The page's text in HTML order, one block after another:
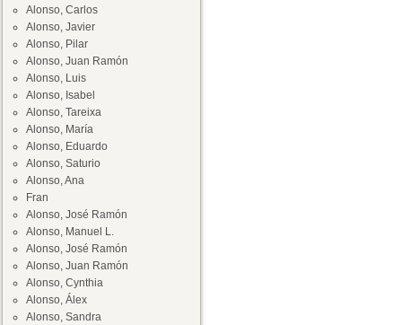
Alonso, Carlos
Alonso, Javier
Alonso, Pilar
Alonso, Juan Ramón
Alonso, Luis
Alonso, Isabel
Alonso, Tareixa
Alonso, María
Alonso, Eduardo
Alonso, Saturio
Alonso, Ana
Fran
Alonso, José Ramón
Alonso, Manuel L.
Alonso, José Ramón
Alonso, Juan Ramón
Alonso, Cynthia
Alonso, Álex
Alonso, Sandra